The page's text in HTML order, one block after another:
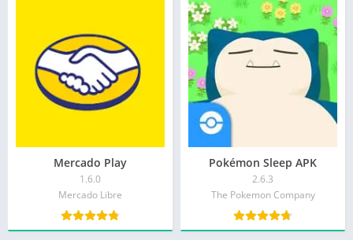
Mercado Play
1.6.0
Mercado Libre
Pokémon Sleep APK
2.6.3
The Pokemon Company